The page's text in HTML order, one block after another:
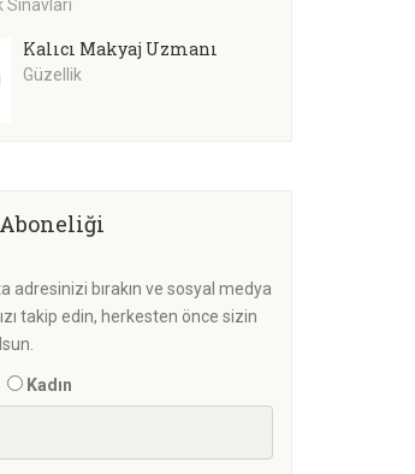
Sınavları
Kalıcı Makyaj Uzmanı
Güzellik
adresinizi bırakın ve sosyal medya
takip edin, herkesten önce sizin
Kadın